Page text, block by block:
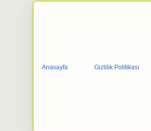
Anasayfa Gizlilik Politikası